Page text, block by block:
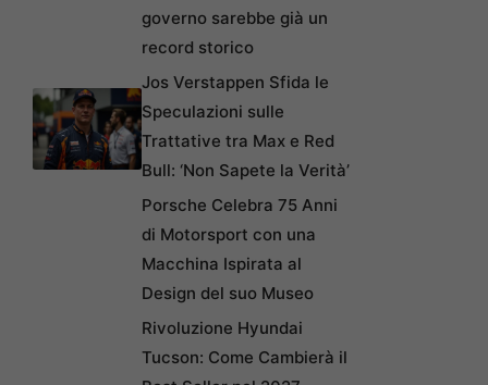
governo sarebbe già un
record storico
Jos Verstappen Sfida le
Speculazioni sulle
Trattative tra Max e Red
Bull: ‘Non Sapete la Verità’
Porsche Celebra 75 Anni
di Motorsport con una
Macchina Ispirata al
Design del suo Museo
Rivoluzione Hyundai
Tucson: Come Cambierà il